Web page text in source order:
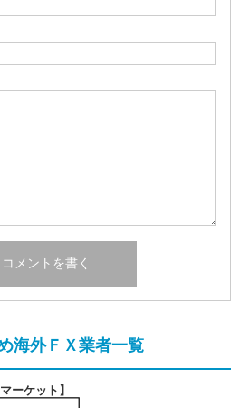
海外ＦＸ業者一覧
ーケット 】